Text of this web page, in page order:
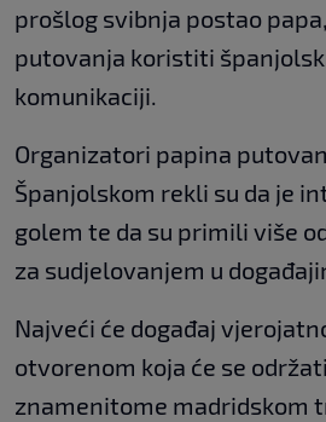
prošlog svibnja postao
putovanja koristiti
komunikaciji.
Organizatori papina
Španjolskom rekli su da je
golem te da su primili više
za sudjelovanjem u
Najveći će događaj
otvorenom koja će se
znamenitome madridskom